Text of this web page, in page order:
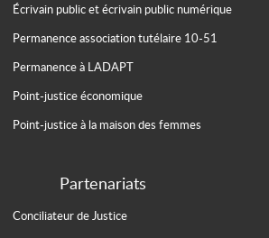
Écrivain public et écrivain public numérique
Permanence association tutélaire 10-51
Permanence à LADAPT
Point-justice économique
Point-justice à la maison des femmes
Partenariats
Conciliateur de Justice